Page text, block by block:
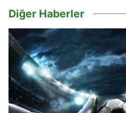
Diğer Haberler